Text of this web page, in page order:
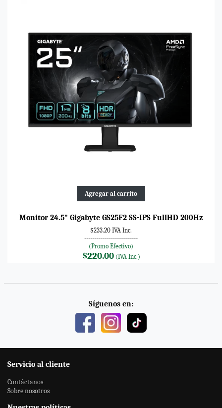
Agregar al carrito
Monitor 24.5" Gigabyte GS25F2 SS-IPS FullHD 200Hz
$233.20 IVA Inc.
---------------------------
(Promo Efectivo)
$220.00(IVA Inc.)
Síguenos en:
Servicio al cliente
Contáctanos
Sobre nosotros